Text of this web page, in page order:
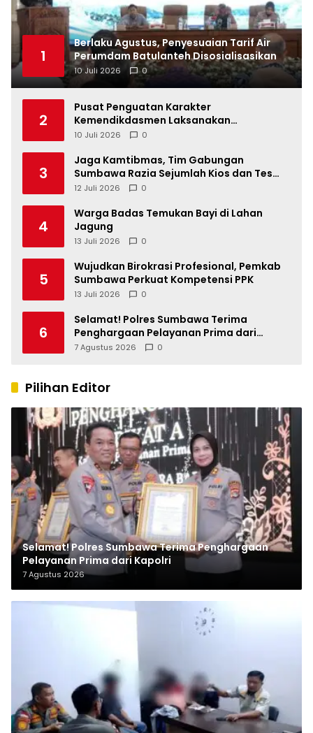
1
Berlaku Agustus, Penyesuaian Tarif Air
Perumdam Batulanteh Disosialisasikan
10 Juli 2026 0
2
Pusat Penguatan Karakter
Kemendikdasmen Laksanakan
Pendampingan MPLS Ramah di
10 Juli 2026 0
3
Jaga Kamtibmas, Tim Gabungan
Sumbawa Razia Sejumlah Kios dan Tes
Urine di Tempat Hiburan
12 Juli 2026 0
4
Warga Badas Temukan Bayi di Lahan
Jagung
13 Juli 2026 0
5
Wujudkan Birokrasi Profesional, Pemkab
Sumbawa Perkuat Kompetensi PPK
13 Juli 2026 0
6
Selamat! Polres Sumbawa Terima
Penghargaan Pelayanan Prima dari
Kapolri
7 Agustus 2026 0
Pilihan Editor
Selamat! Polres Sumbawa Terima Penghargaan
Pelayanan Prima dari Kapolri
7 Agustus 2026